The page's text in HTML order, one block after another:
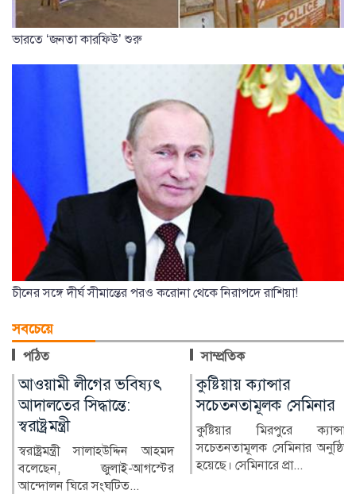
ভারতে ‘জনতা কারফিউ’ শুরু
চীনের সঙ্গে দীর্ঘ সীমান্তের পরও করোনা থেকে নিরাপদে রাশিয়া!
সবচেয়ে
পঠিত সাম্প্রতিক
কুষ্টিয়ায় ক্যান্সার
সচেতনতামূলক সেমিনার
কুষ্টিয়ার মিরপুরে ক্যান্সার
সচেতনতামূলক সেমিনার অনুষ্ঠিত
হয়েছে। সেমিনারে প্রা...
লাখ টাকার ফল-নাস্তা নিয়ে
সাবেক ইউএনওকে ঘিরে
প্রশ্ন
কুষ্টিয়ার মিরপুর উপজেলার সাবেক
নির্বাহী কর্মকর্তা (ইউএনও)